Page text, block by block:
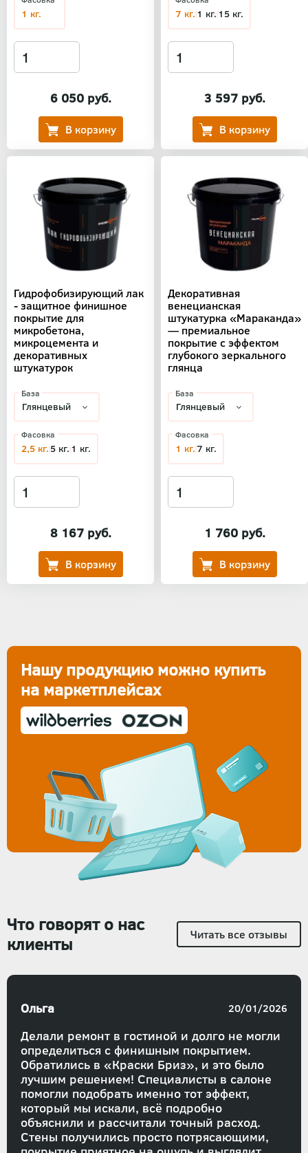
6 050 руб.
1 кг.
3 597 руб.
7 кг. 1 кг. 15 кг.
Гидрофобизирующий лак
- защитное финишное
покрытие для
микробетона,
микроцемента и
декоративных
штукатурок
8 167 руб.
База
Фасовка
2,5 кг.5 кг. 1 кг.
Декоративная
венецианская
штукатурка «Мараканда»
— премиальное
покрытие с эффектом
глубокого зеркального
глянца
1 760 руб.
База
Фасовка
1 кг.7 кг.
Нашу продукцию можно купить
на маркетплейсах
Что говорят о нас
клиенты
Читать все отзывы
Делали ремонт в гостиной и долго не могли
определиться с финишным покрытием.
Обратились в «Краски Бриз», и это было
лучшим решением! Специалисты в салоне
помогли подобрать именно тот эффект,
который мы искали, всё подробно
объяснили и рассчитали точный расход.
Стены получились просто потрясающими,
Ольга 20/01/2026